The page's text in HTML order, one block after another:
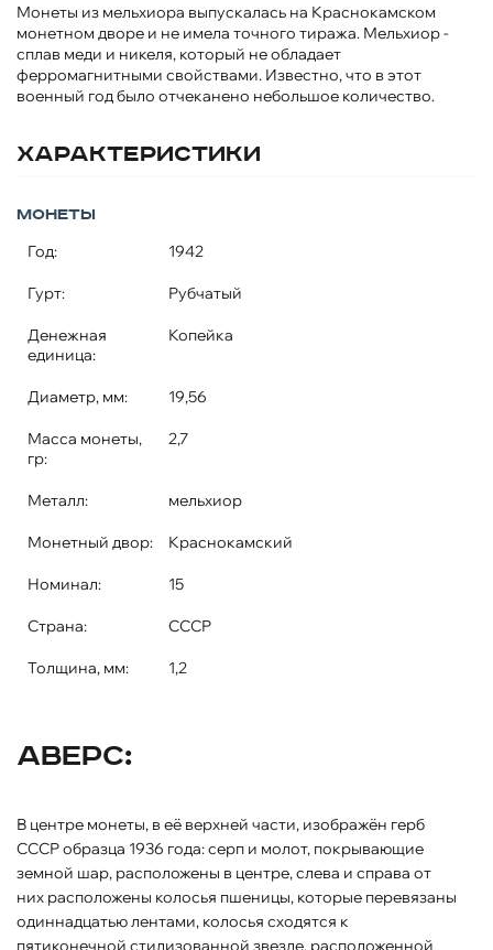
Монеты из мельхиора выпускалась на Краснокамском
монетном дворе и не имела точного тиража. Мельхиор -
сплав меди и никеля, который не обладает
ферромагнитными свойствами. Известно, что в этот
военный год было отчеканено небольшое количество.
Характеристики
Монеты
Год: 1942
Гурт: Рубчатый
Денежная
единица:
Копейка
Диаметр, мм: 19,56
Масса монеты,
гр:
2,7
Металл: мельхиор
Монетный двор: Краснокамский
Номинал: 15
Страна: СССР
Толщина, мм: 1,2
Аверс:
В центре монеты, в её верхней части, изображён герб
СССР образца 1936 года: серп и молот, покрывающие
земной шар, расположены в центре, слева и справа от
них расположены колосья пшеницы, которые перевязаны
одиннадцатью лентами, колосья сходятся к
пятиконечной стилизованной звезде, расположенной